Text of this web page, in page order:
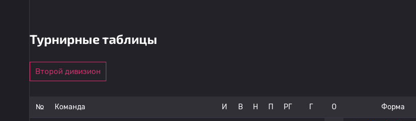
Турнирные таблицы
Второй дивизион
№ Команда И В Н П РГ Г О Форма